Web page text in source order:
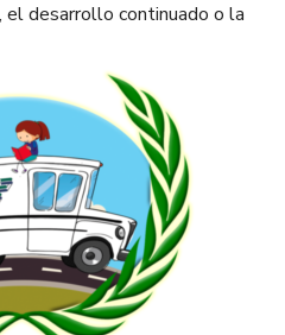
el desarrollo continuado o la